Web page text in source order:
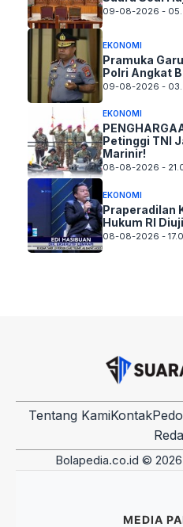
09-08-2026 -
EKONOMI
Pramuka
Polri Angkat
09-08-2026 -
EKONOMI
Petinggi TNI
Marinir!
08-08-2026 -
EKONOMI
Praperadilan
Hukum RI
08-08-2026 -
Tentang KamiKontak
Bolapedia.co.id ©
MEDIA